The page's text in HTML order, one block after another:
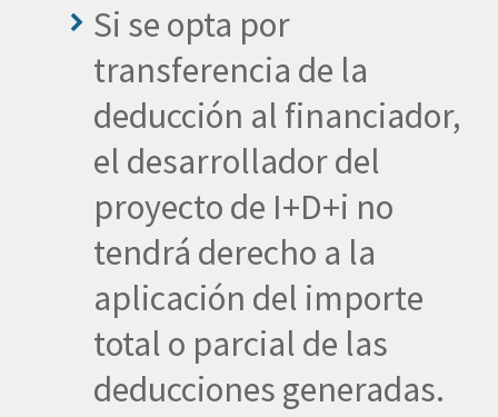
Si se opta por
transferencia de la
deducción al financiador,
el desarrollador del
proyecto de I+D+i no
tendrá derecho a la
aplicación del importe
total o parcial de las
deducciones generadas.